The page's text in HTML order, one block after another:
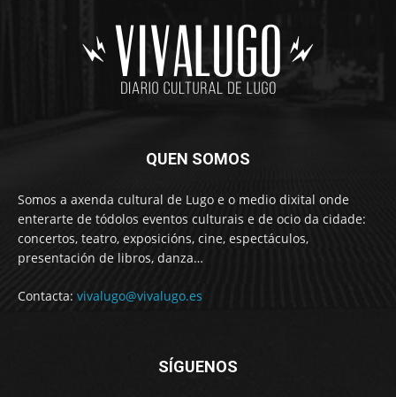
QUEN SOMOS
Somos a axenda cultural de Lugo e o medio dixital onde
enterarte de tódolos eventos culturais e de ocio da cidade:
concertos, teatro, exposicións, cine, espectáculos,
presentación de libros, danza…
Contacta: vivalugo@vivalugo.es
SÍGUENOS